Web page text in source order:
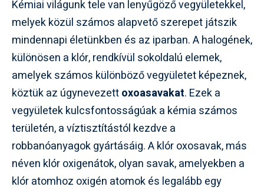
Kémiai világunk tele van lenyűgöző vegyületekkel,
melyek közül számos alapvető szerepet játszik
mindennapi életünkben és az iparban. A halogének,
különösen a klór, rendkívül sokoldalú elemek,
amelyek számos különböző vegyületet képeznek,
köztük az úgynevezettoxoasavakat. Ezek a
vegyületek kulcsfontosságúak a kémia számos
területén, a víztisztítástól kezdve a
robbanóanyagok gyártásáig. A klór oxosavak, más
néven klór oxigenátok, olyan savak, amelyekben a
klór atomhoz oxigén atomok és legalább egy